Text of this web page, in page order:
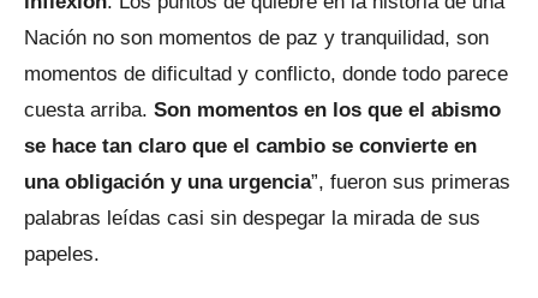
Nación no son momentos de paz y tranquilidad, son
momentos de dificultad y conflicto, donde todo parece
cuesta arriba. Son momentos en los que el abismo
se hace tan claro que el cambio se convierte en
una obligación y una urgencia”, fueron sus primeras
palabras leídas casi sin despegar la mirada de sus
papeles.